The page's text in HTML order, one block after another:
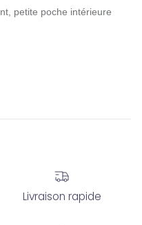
petite poche intérieure
Livraison rapide